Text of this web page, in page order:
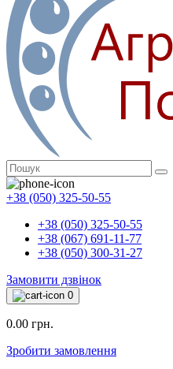
+38 (050) 325-50-55
+38 (050) 325-50-55
+38 (067) 691-11-77
+38 (050) 300-31-27
Замовити дзвінок
0
0.00 грн.
Зробити замовлення